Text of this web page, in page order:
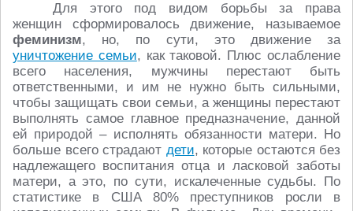
Для этого под видом борьбы за права
женщин сформировалось движение, называемое
феминизм, но, по сути, это движение за
уничтожение семьи, как таковой. Плюс ослабление
всего населения, мужчины перестают быть
ответственными, и им не нужно быть сильными,
чтобы защищать свои семьи, а женщины перестают
выполнять самое главное предназначение, данной
ей природой – исполнять обязанности матери. Но
больше всего страдают дети, которые остаются без
надлежащего воспитания отца и ласковой заботы
матери, а это, по сути, искалеченные судьбы. По
статистике в США 80% преступников росли в